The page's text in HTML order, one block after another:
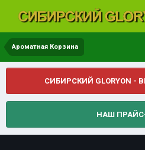
Ароматная Корзина
СИБИРСКИЙ GLORYON -
НАШ